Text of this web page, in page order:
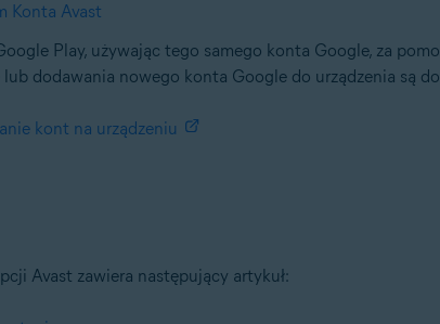
Konta Avast
Play, używając tego samego konta Google, za
dodawania nowego konta Google do urządzenia są
kont na urządzeniu
Avast zawiera następujący artykuł: